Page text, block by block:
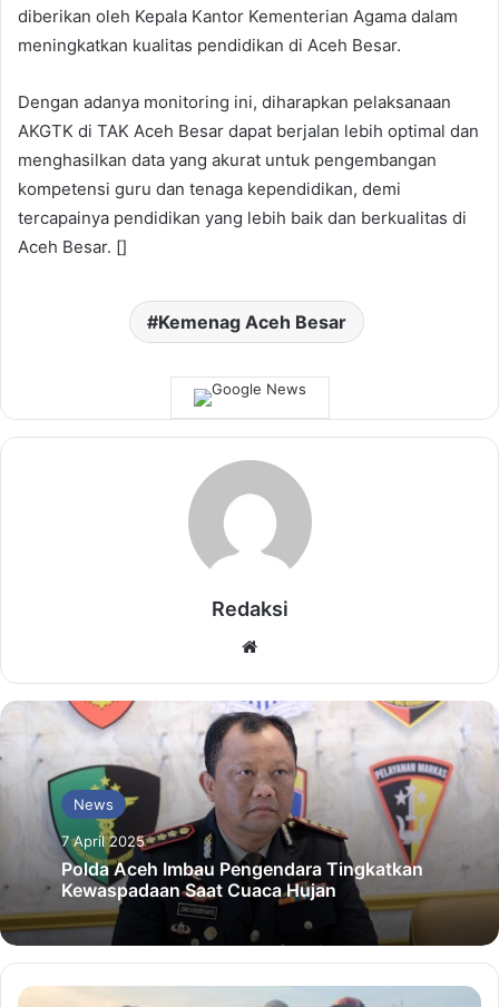
diberikan oleh Kepala Kantor Kementerian Agama dalam
meningkatkan kualitas pendidikan di Aceh Besar.
Dengan adanya monitoring ini, diharapkan pelaksanaan
AKGTK di TAK Aceh Besar dapat berjalan lebih optimal dan
menghasilkan data yang akurat untuk pengembangan
kompetensi guru dan tenaga kependidikan, demi
tercapainya pendidikan yang lebih baik dan berkualitas di
Aceh Besar. []
Kemenag Aceh Besar
Redaksi
News
7 April 2025
Polda Aceh Imbau Pengendara Tingkatkan
Kewaspadaan Saat Cuaca Hujan